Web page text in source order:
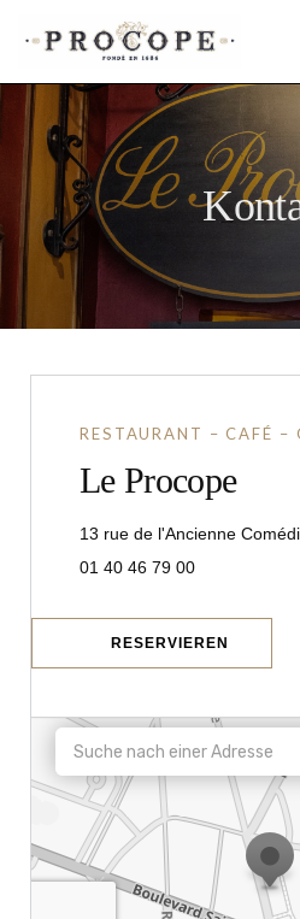
RESTAURANT – CAFÉ –
Le Procope
13 rue de l'Ancienne
01 40 46 79 00
RESERVIEREN